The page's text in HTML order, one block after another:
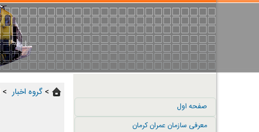
صفحه اول
معرفی سازمان عمران کرمان
>گروه اخبار ‏ >